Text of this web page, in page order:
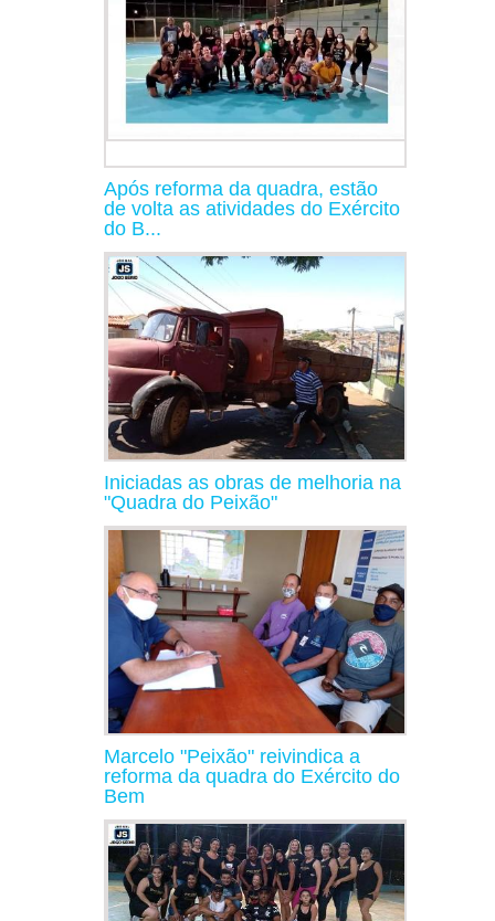
Após reforma da quadra, estão
de volta as atividades do Exército
do B...
Iniciadas as obras de melhoria na
"Quadra do Peixão"
Marcelo "Peixão" reivindica a
reforma da quadra do Exército do
Bem